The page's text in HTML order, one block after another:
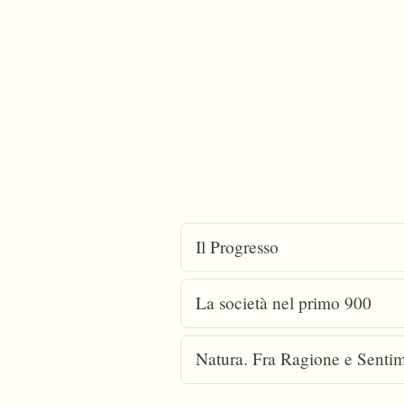
Il Progresso
La società nel primo 900
Natura. Fra Ragione e